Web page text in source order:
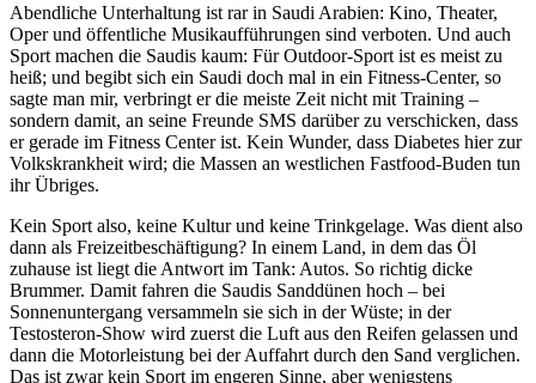
Abendliche Unterhaltung ist rar in Saudi Arabien: Kino, Theater,
Oper und öffentliche Musikaufführungen sind verboten. Und auch
Sport machen die Saudis kaum: Für Outdoor-Sport ist es meist zu
heiß; und begibt sich ein Saudi doch mal in ein Fitness-Center, so
sagte man mir, verbringt er die meiste Zeit nicht mit Training –
sondern damit, an seine Freunde SMS darüber zu verschicken, dass
er gerade im Fitness Center ist. Kein Wunder, dass Diabetes hier zur
Volkskrankheit wird; die Massen an westlichen Fastfood-Buden tun
ihr Übriges.
Kein Sport also, keine Kultur und keine Trinkgelage. Was dient also
dann als Freizeitbeschäftigung? In einem Land, in dem das Öl
zuhause ist liegt die Antwort im Tank: Autos. So richtig dicke
Brummer. Damit fahren die Saudis Sanddünen hoch – bei
Sonnenuntergang versammeln sie sich in der Wüste; in der
Testosteron-Show wird zuerst die Luft aus den Reifen gelassen und
dann die Motorleistung bei der Auffahrt durch den Sand verglichen.
Das ist zwar kein Sport im engeren Sinne, aber wenigstens